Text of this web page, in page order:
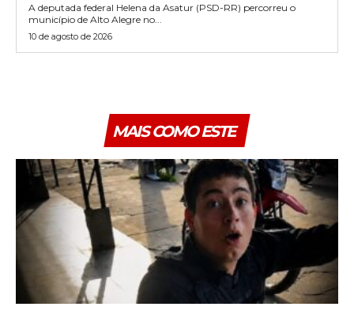
A deputada federal Helena da Asatur (PSD-RR) percorreu o
município de Alto Alegre no...
10 de agosto de 2026
MAIS COMO ESTE